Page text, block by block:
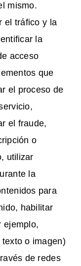
mismo.
el tráfico y la
la
acceso
que
el proceso de
el fraude,
o
utilizar
la
para
habilitar
ejemplo,
o imagen)
de redes